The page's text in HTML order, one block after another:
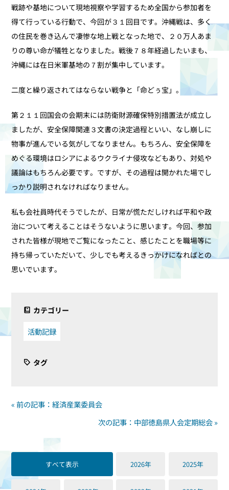
戦跡や基地について現地視察や学習するため全国から参加者を
得て行っている行動で、今回が３１回目です。沖縄戦は、多く
の住民を巻き込んで凄惨な地上戦となった地で、２０万人あま
りの尊い命が犠牲となりました。戦後７８年経過したいまも、
沖縄には在日米軍基地の７割が集中しています。
二度と繰り返されてはならない戦争と「命どぅ宝」。
第２１１回国会の会期末には防衛財源確保特別措置法が成立し
ましたが、安全保障関連３文書の決定過程といい、なし崩しに
物事が進んでいる気がしてなりません。もちろん、安全保障を
めぐる環境はロシアによるウクライナ侵攻などもあり、対処や
議論はもちろん必要です。ですが、その過程は開かれた場でし
っかり説明されなければなりません。
私も会社員時代そうでしたが、日常が慌ただしければ平和や政
治について考えることはそうないように思います。今回、参加
された皆様が現地でご覧になったこと、感じたことを職場等に
持ち帰っていただいて、少しでも考えるきっかけになればとの
思いでいます。
カテゴリー
活動記録
タグ
« 前の記事：経済産業委員会
次の記事：中部徳島県人会定期総会 »
すべて表示 2026年 2025年